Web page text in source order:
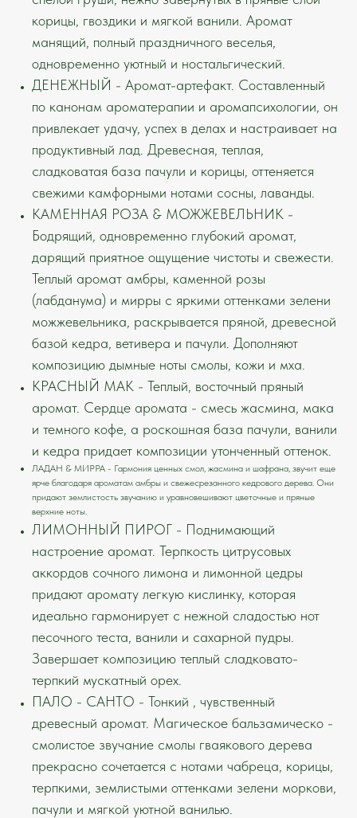
корицы, гвоздики и мягкой ванили. Аромат
манящий, полный праздничного веселья,
одновременно уютный и ностальгический.
ДЕНЕЖНЫЙ - Аромат-артефакт. Составленный
по канонам ароматерапии и аромапсихологии, он
привлекает удачу, успех в делах и настраивает на
продуктивный лад. Древесная, теплая,
сладковатая база пачули и корицы, оттеняется
свежими камфорными нотами сосны, лаванды.
КАМЕННАЯ РОЗА & МОЖЖЕВЕЛЬНИК -
Бодрящий, одновременно глубокий аромат,
дарящий приятное ощущение чистоты и свежести.
Теплый аромат амбры, каменной розы
(лабданума) и мирры с яркими оттенками зелени
можжевельника, раскрывается пряной, древесной
базой кедра, ветивера и пачули. Дополняют
композицию дымные ноты смолы, кожи и мха.
КРАСНЫЙ МАК - Теплый, восточный пряный
аромат. Сердце аромата - смесь жасмина, мака
и темного кофе, а роскошная база пачули, ванили
и кедра придает композиции утонченный оттенок.
ЛАДАН & МИРРА - Гармония ценных смол, жасмина и шафрана, звучит еще
ярче благодаря ароматам амбры и свежесрезанного кедрового дерева. Они
придают землистость звучанию и уравновешивают цветочные и пряные
верхние ноты.
ЛИМОННЫЙ ПИРОГ - Поднимающий
настроение аромат. Терпкость цитрусовых
аккордов сочного лимона и лимонной цедры
придают аромату легкую кислинку, которая
идеально гармонирует с нежной сладостью нот
песочного теста, ванили и сахарной пудры.
Завершает композицию теплый сладковато-
терпкий мускатный орех.
ПАЛО - САНТО - Тонкий , чувственный
древесный аромат. Магическое бальзамическо -
смолистое звучание смолы гваякового дерева
прекрасно сочетается с нотами чабреца, корицы,
терпкими, землистыми оттенками зелени моркови,
пачули и мягкой уютной ванилью.